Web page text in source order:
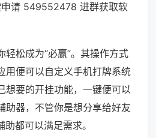
请 549552478 进群获取软
轻松成为“必赢”。其操作方式
用便可以自定义手机打牌系统
想要的开挂功能，一键便可以
助器，不管你是想分享给好友
都可以满足需求。